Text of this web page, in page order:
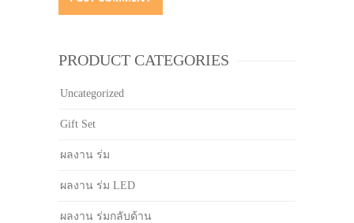
PRODUCT CATEGORIES
Uncategorized
Gift Set
ผลงาน ร่ม
ผลงาน ร่ม LED
ผลงาน ร่มกลับด้าน